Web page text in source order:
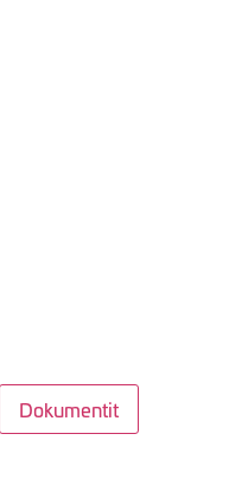
Dokumentit